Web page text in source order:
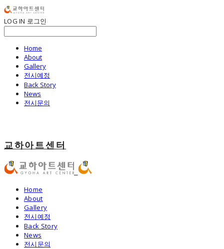
LOG IN 로그인
Home
About
Gallery
전시예정
Back Story
News
전시문의
교하아트센터
Home
About
Gallery
전시예정
Back Story
News
전시문의